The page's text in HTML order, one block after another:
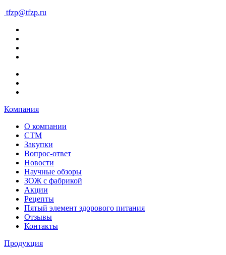
tfzp@tfzp.ru
Компания
О компании
СТМ
Закупки
Вопрос-ответ
Новости
Научные обзоры
ЗОЖ с фабрикой
Акции
Рецепты
Пятый элемент здорового питания
Отзывы
Контакты
Продукция